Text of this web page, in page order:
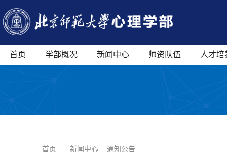
首页 学部概况 新闻中心 师资队伍 人才培
首页 新闻中心 | 通知公告